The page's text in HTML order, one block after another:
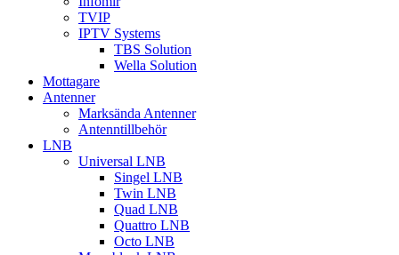
TVIP
IPTV Systems
TBS Solution
Wella Solution
Mottagare
Antenner
Marksända Antenner
Antenntillbehör
LNB
Universal LNB
Singel LNB
Twin LNB
Quad LNB
Quattro LNB
Octo LNB